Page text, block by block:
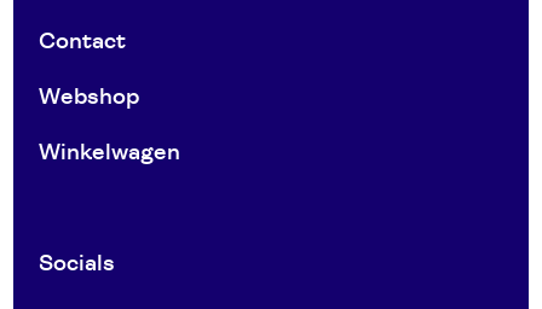
Contact
Webshop
Winkelwagen
Socials